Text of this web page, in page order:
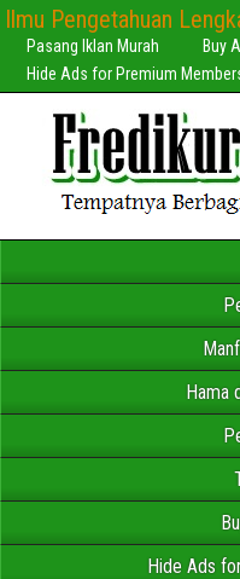
Ilmu Pengetahuan
Pasang Iklan Murah
Buy
Hide Ads for Premium
Hama
Hide Ads